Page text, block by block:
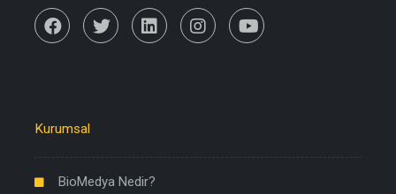
Kurumsal
BioMedya Nedir?